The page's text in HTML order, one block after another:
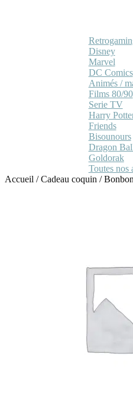
Disney
Marvel
DC Comics
Animés /
Films 80/90
Serie TV
Harry
Friends
Bisounours
Dragon
Goldorak
Toutes nos
Accueil /Cadeau coquin /